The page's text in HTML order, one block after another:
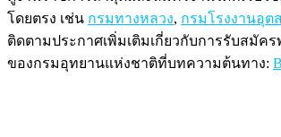
โดยตรง เช่น กรมทางหลวง, กรมโรงงานอุต
ติดตามประกาศเพิ่มเติมเกี่ยวกับการรับสมัค
ของกรมอุทยานแห่งชาติที่บทความต้นทาง: